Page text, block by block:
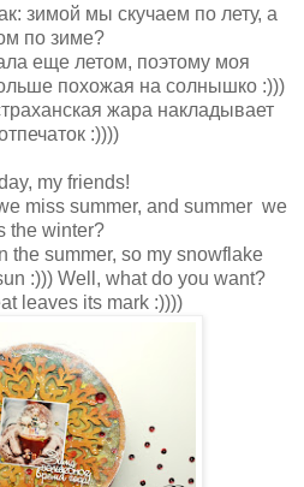
зимой мы скучаем по лету, а
по зиме?
еще летом, поэтому моя
похожая на солнышко :)))
жара накладывает
:))))
my friends!
miss summer, and summer we
the winter?
the summer, so my snowflake
:))) Well, what do you want?
leaves its mark :))))